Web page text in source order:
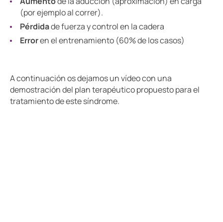
(por ejemplo al correr).
Pérdidade fuerza y control en la cadera
Erroren el entrenamiento (60% de los casos)
A continuación os dejamos un vídeo con una
demostración del plan terapéutico propuesto para el
tratamiento de este síndrome.